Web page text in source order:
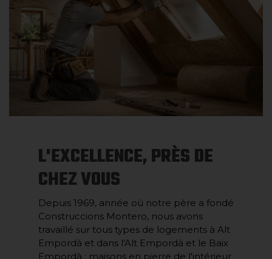
L'EXCELLENCE, PRÈS DE
CHEZ VOUS
Depuis 1969, année où notre père a fondé
Construccions Montero, nous avons
travaillé sur tous types de logements à Alt
Empordà et dans l'Alt Empordà et le Baix
Empordà : maisons en pierre de l'intérieur